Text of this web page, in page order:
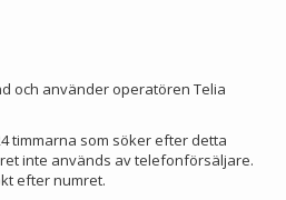
och använder operatören Telia
timmarna som söker efter detta
inte används av telefonförsäljare.
efter numret.